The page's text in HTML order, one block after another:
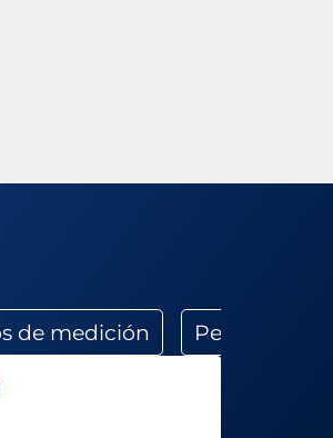
de medición Perforado